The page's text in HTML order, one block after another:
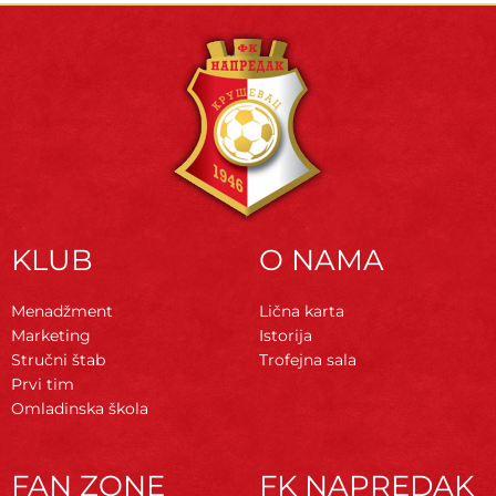
KLUB
Menadžment
Marketing
Stručni štab
Prvi tim
Omladinska škola
O NAMA
Lična karta
Istorija
Trofejna sala
FAN ZONE FK NAPREDAK